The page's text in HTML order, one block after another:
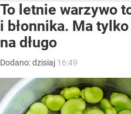
To letnie warzywo
i błonnika. Ma
na długo
Dodano:dzisiaj 16:49